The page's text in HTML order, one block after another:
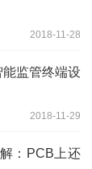
2018-11-28
监管终端设
2018-11-29
：PCB上还